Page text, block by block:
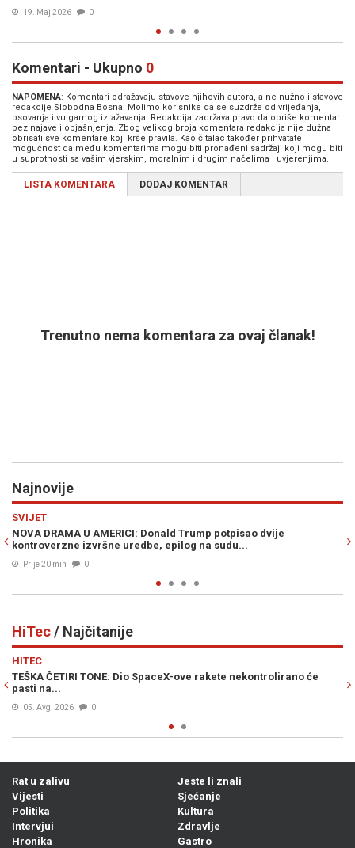
Komentari - Ukupno 0
NAPOMENA: Komentari odražavaju stavove njihovih autora, a ne nužno i stavove
redakcije Slobodna Bosna. Molimo korisnike da se suzdrže od vrijeđanja,
psovanja i vulgarnog izražavanja. Redakcija zadržava pravo da obriše komentar
bez najave i objašnjenja. Zbog velikog broja komentara redakcija nije dužna
obrisati sve komentare koji krše pravila. Kao čitalac također prihvatate
mogućnost da među komentarima mogu biti pronađeni sadržaji koji mogu biti
u suprotnosti sa vašim vjerskim, moralnim i drugim načelima i uvjerenjima.
LISTA KOMENTARA DODAJ KOMENTAR
Trenutno nema komentara za ovaj članak!
Najnovije
dvije
JEZIVI MISTERIJ: Zašto je iznenada nestao
je stoljećima suvereno vladao...
HiTec/ Najčitanije
nekontrolirano će
TOTALNI ZAOKRET: Uskoro bi se u Europi
Rat u zalivu
Vijesti
Politika
Intervjui
Hronika
Jeste li znali
Sjećanje
Kultura
Zdravlje
Gastro